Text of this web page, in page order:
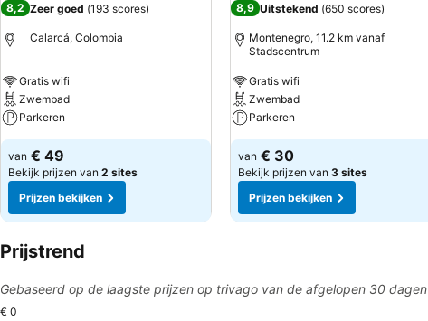
8,2 Zeer goed (193 scores)
Calarcá, Colombia
Gratis wifi
Zwembad
Parkeren
van € 49
Bekijk prijzen van 2 sites
Prijzen bekijken
8,9 Uitstekend (650 scores)
Montenegro, 11.2 km vanaf
Stadscentrum
Gratis wifi
Zwembad
Parkeren
van € 30
Bekijk prijzen van 3 sites
Prijzen bekijken
Prijstrend
Gebaseerd op de laagste prijzen op trivago van de afgelopen 30 dagen
€ 0